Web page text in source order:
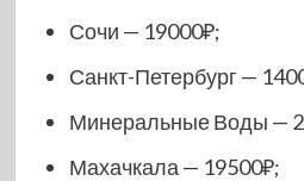
Сочи — 19000₽;
Санкт-Петербург —
Минеральные Воды —
Махачкала — 19500₽;